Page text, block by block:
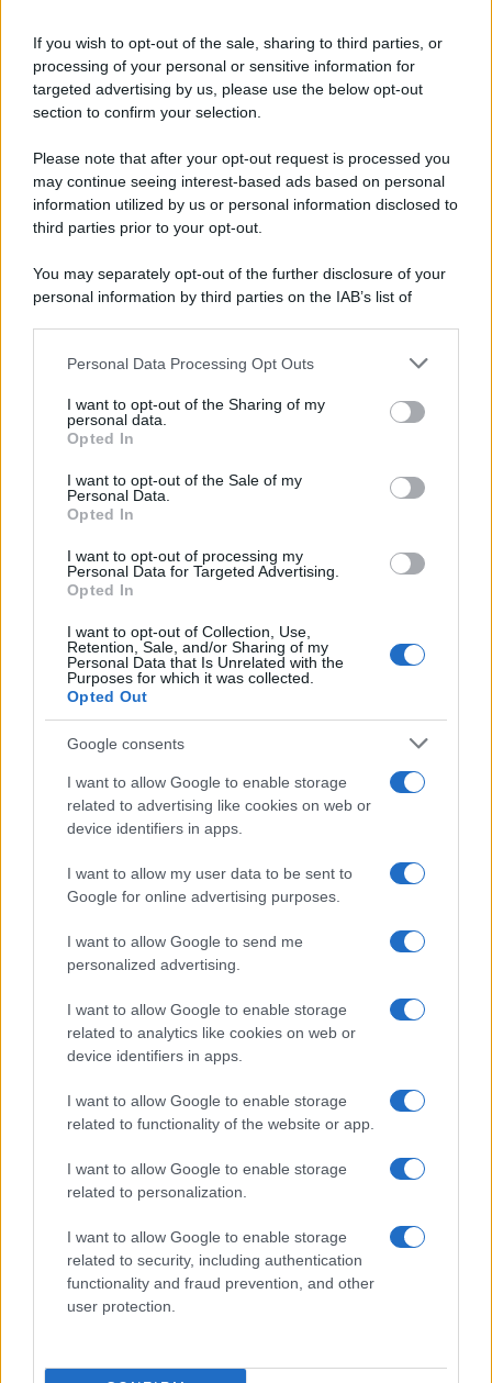
If you wish to opt-out of the sale, sharing to third parties, or
processing of your personal or sensitive information for
targeted advertising by us, please use the below opt-out
section to confirm your selection.
Please note that after your opt-out request is processed you
may continue seeing interest-based ads based on personal
information utilized by us or personal information disclosed to
third parties prior to your opt-out.
You may separately opt-out of the further disclosure of your
personal information by third parties on the IAB’s list of
This information may also be disclosed by us to third parties
disclose it to other third parties.
Please note that this website/app uses one or more Google
services and may gather and store information including but
not limited to your visit or usage behaviour. You may click to
grant or deny consent to Google and its third-party tags to
consent section.
Personal Data Processing Opt Outs
I want to opt-out of the Sharing of my
personal data.
Opted In
I want to opt-out of the Sale of my
Personal Data.
Opted In
I want to opt-out of processing my
Personal Data for Targeted Advertising.
Opted In
I want to opt-out of Collection, Use,
Retention, Sale, and/or Sharing of my
Personal Data that Is Unrelated with the
Purposes for which it was collected.
Opted Out
Google consents
I want to allow Google to enable storage
related to advertising like cookies on web or
device identifiers in apps.
I want to allow my user data to be sent to
Google for online advertising purposes.
I want to allow Google to send me
personalized advertising.
I want to allow Google to enable storage
related to analytics like cookies on web or
device identifiers in apps.
I want to allow Google to enable storage
related to functionality of the website or app.
I want to allow Google to enable storage
related to personalization.
I want to allow Google to enable storage
related to security, including authentication
functionality and fraud prevention, and other
user protection.